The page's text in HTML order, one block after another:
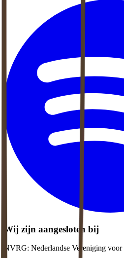
Wij zijn aangesloten bij
NVRG: Nederlandse Vereniging